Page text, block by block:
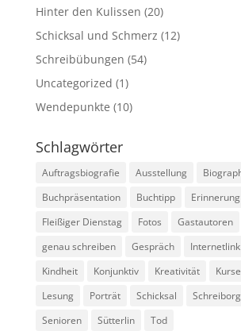
Hinter den Kulissen (20)
Schicksal und Schmerz (12)
Schreibübungen (54)
Uncategorized (1)
Wendepunkte (10)
Schlagwörter
Auftragsbiografie Ausstellung
Buchpräsentation
Buchtipp
Erinnerung
Fleißiger Dienstag
Fotos
Gastautoren
genau schreiben
Gespräch Internetlink
Kindheit
Konjunktiv Kreativität Kurse
Lesung
Porträt Schicksal
Senioren
Sütterlin Tod